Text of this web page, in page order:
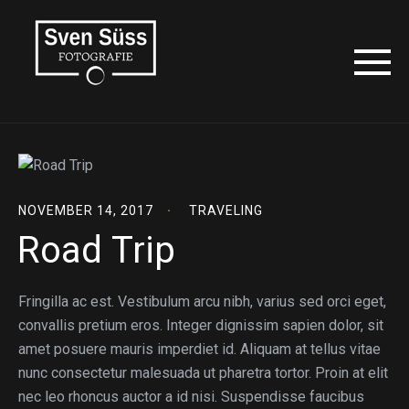
NOVEMBER 14, 2017 TRAVELING
Road Trip
Fringilla ac est. Vestibulum arcu nibh, varius sed orci eget,
convallis pretium eros. Integer dignissim sapien dolor, sit
amet posuere mauris imperdiet id. Aliquam at tellus vitae
nunc consectetur malesuada ut pharetra tortor. Proin at elit
nec leo rhoncus auctor a id nisi. Suspendisse faucibus